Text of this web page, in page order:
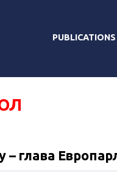
PUBLICATIONS
– глава